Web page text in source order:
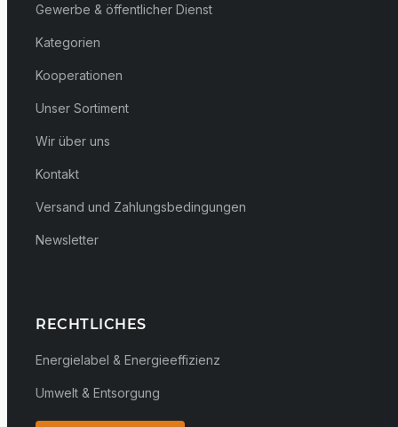
Gewerbe & öffentlicher Dienst
Kategorien
Kooperationen
Unser Sortiment
Wir über uns
Kontakt
Versand und Zahlungsbedingungen
Newsletter
RECHTLICHES
Energielabel & Energieeffizienz
Umwelt & Entsorgung